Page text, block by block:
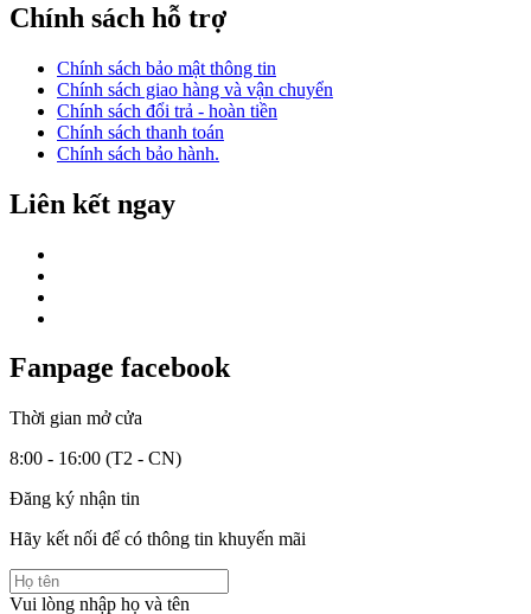
Chính sách hỗ trợ
Chính sách bảo mật thông tin
Chính sách giao hàng và vận chuyển
Chính sách đổi trả - hoàn tiền
Chính sách thanh toán
Chính sách bảo hành.
Liên kết ngay
Fanpage facebook
Thời gian mở cửa
8:00 - 16:00 (T2 - CN)
Đăng ký nhận tin
Hãy kết nối để có thông tin khuyến mãi
Vui lòng nhập họ và tên